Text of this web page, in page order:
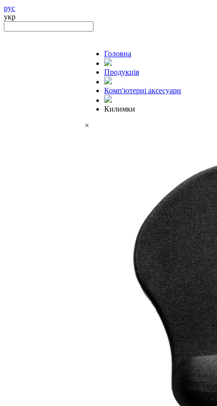
рус
укр
Головна
Продукцiя
Комп'ютерні аксесуари
Килимки
×